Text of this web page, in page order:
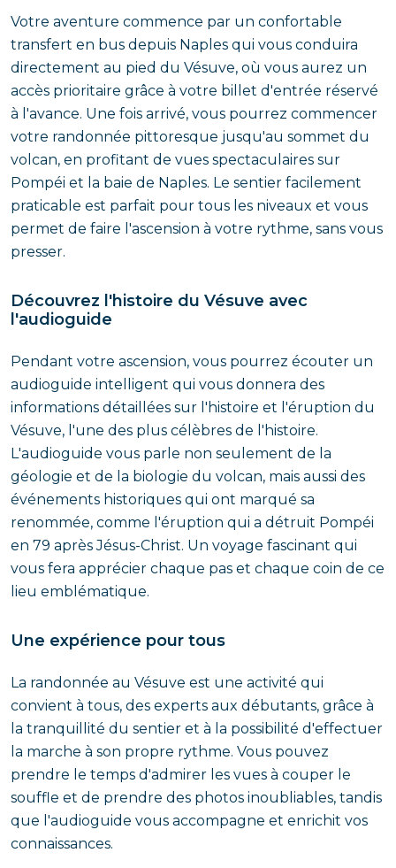
Votre aventure commence par un confortable
transfert en bus depuis Naples qui vous conduira
directement au pied du Vésuve, où vous aurez un
accès prioritaire grâce à votre billet d'entrée réservé
à l'avance. Une fois arrivé, vous pourrez commencer
votre randonnée pittoresque jusqu'au sommet du
volcan, en profitant de vues spectaculaires sur
Pompéi et la baie de Naples. Le sentier facilement
praticable est parfait pour tous les niveaux et vous
permet de faire l'ascension à votre rythme, sans vous
presser.
Découvrez l'histoire du Vésuve avec
l'audioguide
Pendant votre ascension, vous pourrez écouter un
audioguide intelligent qui vous donnera des
informations détaillées sur l'histoire et l'éruption du
Vésuve, l'une des plus célèbres de l'histoire.
L'audioguide vous parle non seulement de la
géologie et de la biologie du volcan, mais aussi des
événements historiques qui ont marqué sa
renommée, comme l'éruption qui a détruit Pompéi
en 79 après Jésus-Christ. Un voyage fascinant qui
vous fera apprécier chaque pas et chaque coin de ce
lieu emblématique.
Une expérience pour tous
La randonnée au Vésuve est une activité qui
convient à tous, des experts aux débutants, grâce à
la tranquillité du sentier et à la possibilité d'effectuer
la marche à son propre rythme. Vous pouvez
prendre le temps d'admirer les vues à couper le
souffle et de prendre des photos inoubliables, tandis
que l'audioguide vous accompagne et enrichit vos
connaissances.